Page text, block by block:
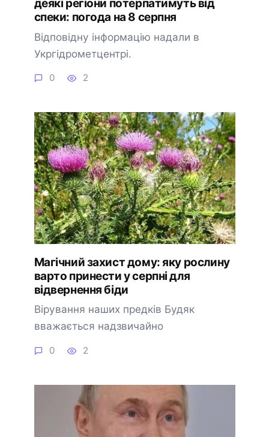
деякі регіони потерпатимуть від
спеки: погода на 8 серпня
Відповідну інформацію надали в
Укргідрометцентрі.
0 2
Магічний захист дому: яку рослину
варто принести у серпні для
відвернення біди
Вірування наших предків Будяк
вважається надзвичайно
0 2